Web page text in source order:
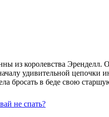
из королевства Эренделл.
удивительной
бросать в беде свою